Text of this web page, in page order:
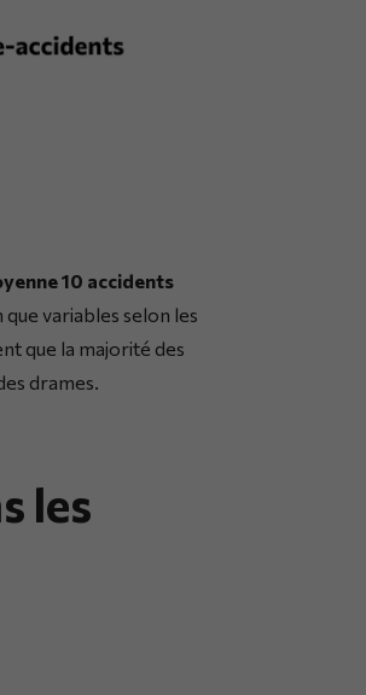
10 accidents
que variables selon les
que la majorité des
drames.
les